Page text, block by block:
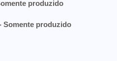
produzido
Somente produzido